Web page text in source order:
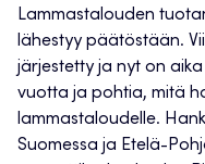
Lammastalouden
lähestyy päätöstään.
järjestetty ja nyt on
vuotta ja pohtia, mitä
lammastaloudelle.
Suomessa ja Etelä-